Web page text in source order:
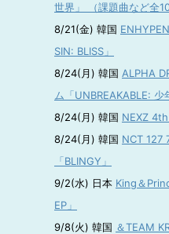
世界」 （課題曲など全10
8/21(金) 韓国
SIN: BLISS」
8/24(月) 韓国 ALPHA
ム「UNBREAKABLE: 少
8/24(月) 韓国 NEXZ 4th
8/24(月) 韓国 NCT 127
「BLINGY」
9/2(水) 日本 King＆
EP」
9/8(火) 韓国 ＆TEAM